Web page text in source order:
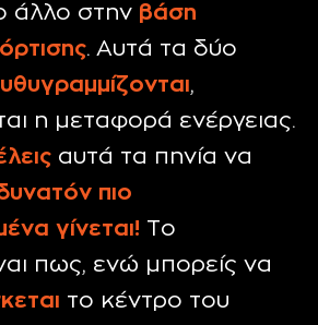
άλλο στην βάση
. Αυτά τα δύο
,
η μεταφορά ενέργειας.
αυτά τα πηνία να
πιο
γίνεται! Το
πως, ενώ μπορείς να
το κέντρο του